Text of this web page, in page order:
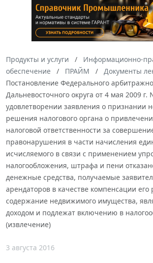
Продукты и услуги
Информационно-
обеспечение
ПРАЙМ
Документы
Постановление Федерального
Дальневосточного округа от 4 мая 2009
удовлетворении заявления о признании
решения налогового органа о
налоговой ответственности за
правонарушения в части начисления
исчисляемого в связи с применением
налогообложения, штрафа и пени
денежные средства, получаемые
арендаторов в качестве компенсации его
содержание недвижимого имущества,
доходом и подлежат включению в
(извлечение)
3 августа 2016